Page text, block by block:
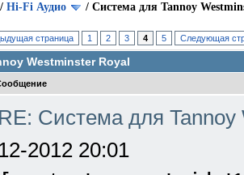
/ Hi-Fi Аудио / Система для Tannoy
страница 1 2 3 4 5 Следующая
Westminster Royal
RE: Система для
12-2012 20:01